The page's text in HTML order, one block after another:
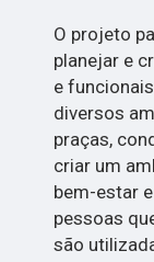
O projeto
planejar e
e
diversos
praças,
criar um
bem-estar
pessoas
são